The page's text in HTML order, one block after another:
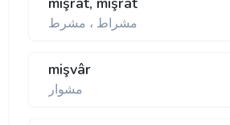
مشراط ، مشرط
mişvâr
مشوار